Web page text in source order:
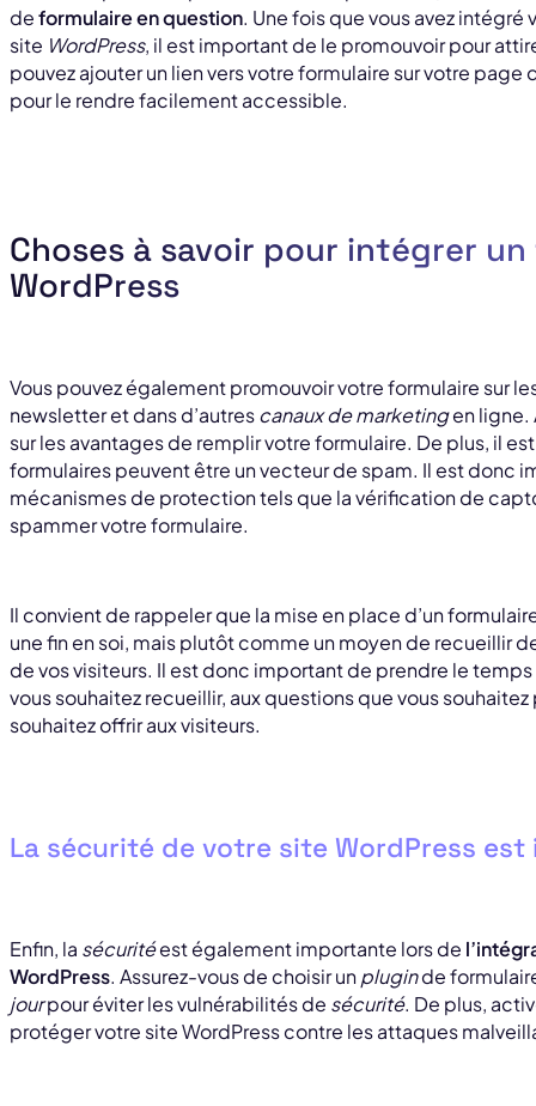
deformulaire en question. Une fois que vous avez intégré
site WordPress, il est important de le promouvoir pour
pouvez ajouter un lien vers votre formulaire sur votre
pour le rendre facilement accessible.
Choses à savoir pour intégrer
WordPress
Vous pouvez également promouvoir votre formulaire sur
newsletter et dans d’autrescanaux de marketingen ligne.
sur les avantages de remplir votre formulaire. De plus, il
formulaires peuvent être un vecteur de spam. Il est donc
mécanismes de protection tels que la vérification de
spammer votre formulaire.
Il convient de rappeler que la mise en place d’un
une fin en soi, mais plutôt comme un moyen de recueillir
de vos visiteurs. Il est donc important de prendre le
vous souhaitez recueillir, aux questions que vous
souhaitez offrir aux visiteurs.
La sécurité de votre site WordPress
Enfin, la sécuritéest également importante lors de
WordPress. Assurez-vous de choisir unpluginde
jourpour éviter les vulnérabilités de sécurité. De plus,
protéger votre site WordPress contre les attaques